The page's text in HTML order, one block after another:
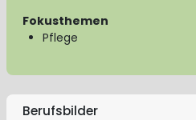
Fokusthemen
Pflege
Berufsbilder